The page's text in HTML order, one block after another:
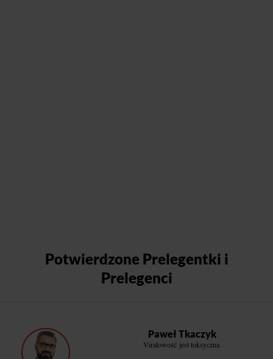
Potwierdzone Prelegentki i
Prelegenci
Paweł Tkaczyk
Viralowość jest toksyczna.